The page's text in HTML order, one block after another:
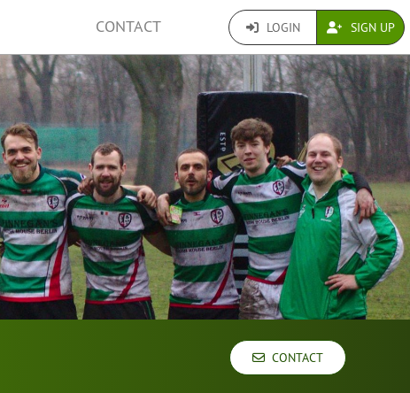
CONTACT LOGIN SIGN UP
CONTACT